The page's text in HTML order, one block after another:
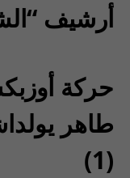
أرشيف
حركة
طاهر
(1)